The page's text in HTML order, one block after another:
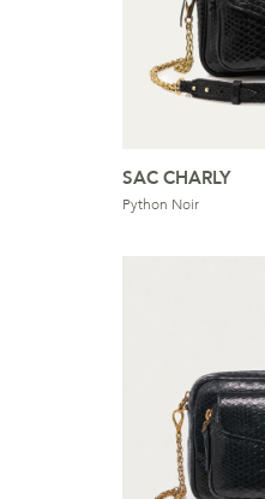
SAC CHARLY
Python Noir